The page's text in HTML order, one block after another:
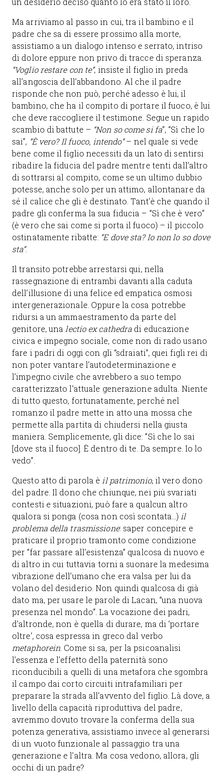
Ma arriviamo al passo in cui, tra il bambino e il
padre che sa di essere prossimo alla morte,
assistiamo a un dialogo intenso e serrato, intriso
di dolore eppure non privo di tracce di speranza.
“Voglio restare con te”, insiste il figlio in preda
all’angoscia dell’abbandono. Al che il padre
risponde che non può, perché adesso è lui, il
bambino, che ha il compito di portare il fuoco, è lui
che deve raccogliere il testimone. Segue un rapido
scambio di battute – “Non so come si fa”, “Sì che lo
sai”, “È vero? Il fuoco, intendo”– nel quale si vede
bene come il figlio necessiti da un lato di sentirsi
ribadire la fiducia del padre mentre tenti dall’altro
di sottrarsi al compito, come se un ultimo dubbio
potesse, anche solo per un attimo, allontanare da
sé il calice che gli è destinato. Tant’è che quando il
padre gli conferma la sua fiducia – “Sì che è vero”
(è vero che sai come si porta il fuoco) – il piccolo
ostinatamente ribatte: “E dove sta? Io non lo so dove
sta”.
Il transito potrebbe arrestarsi qui, nella
rassegnazione di entrambi davanti alla caduta
dell’illusione di una felice ed empatica osmosi
intergenerazionale. Oppure la cosa potrebbe
ridursi a un ammaestramento da parte del
genitore, una lectio ex cathedra di educazione
civica e impegno sociale, come non di rado usano
fare i padri di oggi con gli “sdraiati”, quei figli rei di
non poter vantare l’autodeterminazione e
l’impegno civile che avrebbero a suo tempo
caratterizzato l’attuale generazione adulta. Niente
di tutto questo, fortunatamente, perché nel
romanzo il padre mette in atto una mossa che
permette alla partita di chiudersi nella giusta
maniera. Semplicemente, gli dice: “Sì che lo sai
[dove sta il fuoco]. È dentro di te. Da sempre. Io lo
vedo”.
Questo atto di parola è il patrimonio, il vero dono
del padre. Il dono che chiunque, nei più svariati
contesti e situazioni, può fare a qualcun altro
qualora si ponga (cosa non così scontata…) il
problema della trasmissione: saper concepire e
praticare il proprio tramonto come condizione
per “far passare all’esistenza” qualcosa di nuovo e
di altro in cui tuttavia torni a suonare la medesima
vibrazione dell’umano che era valsa per lui da
volano del desiderio. Non quindi qualcosa di già
dato ma, per usare le parole di Lacan, “una nuova
presenza nel mondo”. La vocazione dei padri,
d’altronde, non è quella di durare, ma di ‘portare
oltre’, cosa espressa in greco dal verbo
metaphorein . Come si sa, per la psicoanalisi
l’essenza e l’effetto della paternità sono
riconducibili a quelli di una metafora che sgombra
il campo dai corto circuiti intrafamiliari per
preparare la strada all’avvento del figlio. Là dove, a
livello della capacità riproduttiva del padre,
avremmo dovuto trovare la conferma della sua
potenza generativa, assistiamo invece al generarsi
di un vuoto funzionale al passaggio tra una
generazione e l’altra. Ma cosa vedono, allora, gli
occhi di un padre?